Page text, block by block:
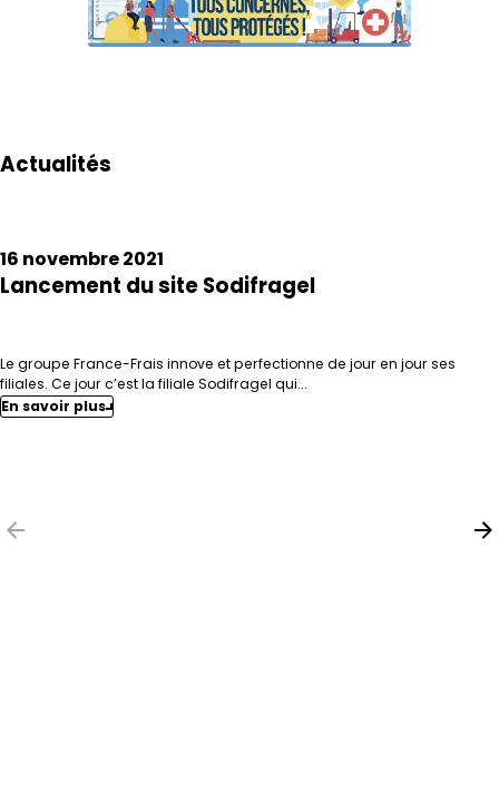
Actualités
Lancement du site Sodifragel
16 novembre 2021
Le groupe France-Frais innove et perfectionne de jour en jour ses
filiales. Ce jour c’est la filiale Sodifragel qui...
En savoir plus